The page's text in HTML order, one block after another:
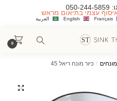
050-244-5859
עצמי בתיאום מראש
العربية English Français
0
/ כיור מונח ריאל 45